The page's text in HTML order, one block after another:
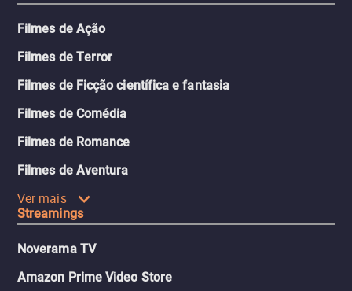
Filmes de Ação
Filmes de Terror
Filmes de Ficção científica e fantasia
Filmes de Comédia
Filmes de Romance
Filmes de Aventura
Ver mais
Streamings
Noverama TV
Amazon Prime Video Store